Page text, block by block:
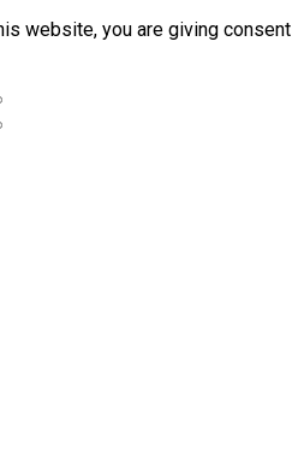
website, you are giving